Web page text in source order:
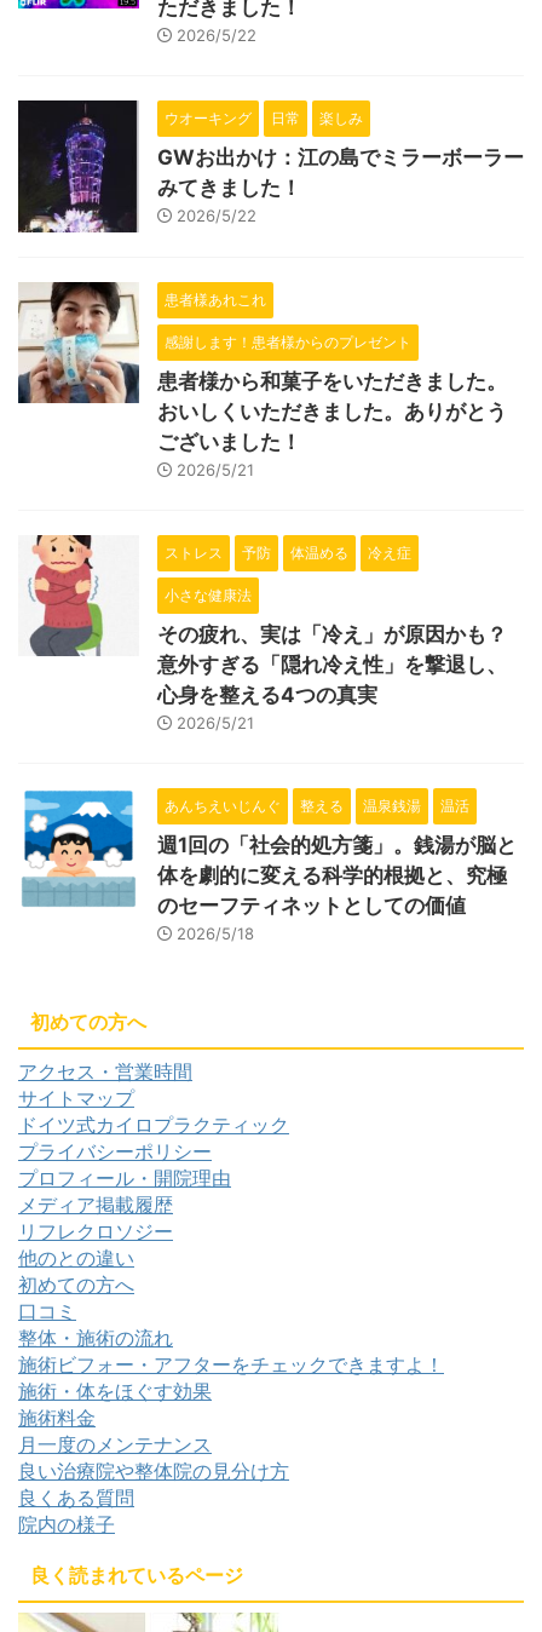
ただきました！
2026/5/22
ウオーキング 日常 楽しみ
GWお出かけ：江の島でミラーボーラー
みてきました！
2026/5/22
患者様あれこれ
感謝します！患者様からのプレゼント
患者様から和菓子をいただきました。
おいしくいただきました。ありがとう
ございました！
2026/5/21
ストレス 予防 体温める 冷え症
小さな健康法
その疲れ、実は「冷え」が原因かも？
意外すぎる「隠れ冷え性」を撃退し、
心身を整える4つの真実
2026/5/21
あんちえいじんぐ 整える 温泉銭湯 温活
週1回の「社会的処方箋」。銭湯が脳と
体を劇的に変える科学的根拠と、究極
のセーフティネットとしての価値
2026/5/18
初めての方へ
アクセス・営業時間
サイトマップ
ドイツ式カイロプラクティック
プライバシーポリシー
プロフィール・開院理由
メディア掲載履歴
リフレクロソジー
他のとの違い
初めての方へ
口コミ
整体・施術の流れ
施術ビフォー・アフターをチェックできますよ！
施術・体をほぐす効果
施術料金
月一度のメンテナンス
良い治療院や整体院の見分け方
良くある質問
院内の様子
良く読まれているページ